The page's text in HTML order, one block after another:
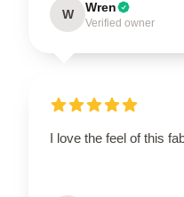
W Wren
Verified owner
I love the feel of this